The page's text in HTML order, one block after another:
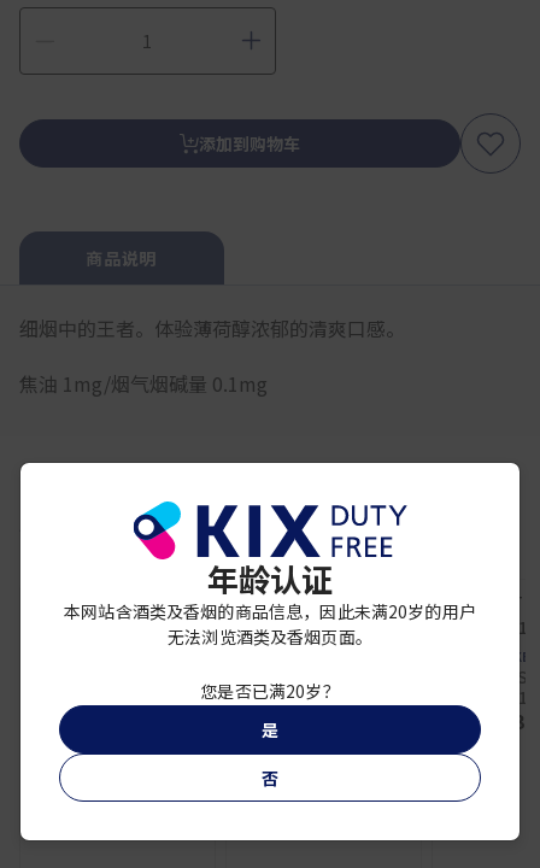
添加到购物车
商品说明
细烟中的王者。体验薄荷醇浓郁的清爽口感。
焦油 1mg/烟气烟碱量 0.1mg
你可能还喜欢
KENT S-SERIES
SPARK MINT 5 100
KENT
KENT S SERIES
SPARK MINT 1 100
KENT
SPARK
¥
年龄认证
本网站含酒类及香烟的商品信息，因此未满20岁的用户
无法浏览酒类及香烟页面。
您是否已满20岁？
是
否